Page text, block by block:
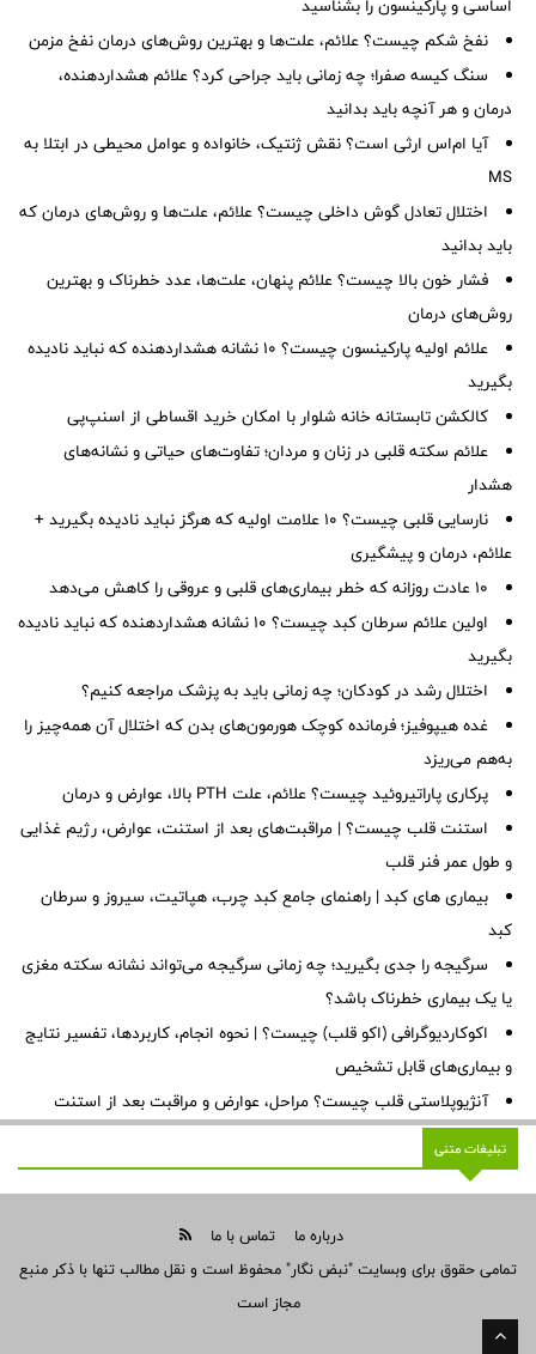
اساسی و پارکینسون را بشناسید
نفخ شکم چیست؟ علائم، علت‌ها و بهترین روش‌های درمان نفخ مزمن
سنگ کیسه صفرا؛ چه زمانی باید جراحی کرد؟ علائم هشداردهنده،
درمان و هر آنچه باید بدانید
آیا ام‌اس ارثی است؟ نقش ژنتیک، خانواده و عوامل محیطی در ابتلا به
MS
اختلال تعادل گوش داخلی چیست؟ علائم، علت‌ها و روش‌های درمان که
باید بدانید
فشار خون بالا چیست؟ علائم پنهان، علت‌ها، عدد خطرناک و بهترین
روش‌های درمان
علائم اولیه پارکینسون چیست؟ ۱۰ نشانه هشداردهنده که نباید نادیده
بگیرید
کالکشن تابستانه خانه شلوار با امکان خرید اقساطی از اسنپ‌پی
علائم سکته قلبی در زنان و مردان؛ تفاوت‌های حیاتی و نشانه‌های
هشدار
نارسایی قلبی چیست؟ ۱۰ علامت اولیه که هرگز نباید نادیده بگیرید +
علائم، درمان و پیشگیری
۱۰ عادت روزانه که خطر بیماری‌های قلبی و عروقی را کاهش می‌دهد
اولین علائم سرطان کبد چیست؟ ۱۰ نشانه هشداردهنده که نباید نادیده
بگیرید
اختلال رشد در کودکان؛ چه زمانی باید به پزشک مراجعه کنیم؟
غده هیپوفیز؛ فرمانده کوچک هورمون‌های بدن که اختلال آن همه‌چیز را
به‌هم می‌ریزد
پرکاری پاراتیروئید چیست؟ علائم، علت PTH بالا، عوارض و درمان
استنت قلب چیست؟ | مراقبت‌های بعد از استنت، عوارض، رژیم غذایی
و طول عمر فنر قلب
بیماری های کبد | راهنمای جامع کبد چرب، هپاتیت، سیروز و سرطان
کبد
سرگیجه را جدی بگیرید؛ چه زمانی سرگیجه می‌تواند نشانه سکته مغزی
یا یک بیماری خطرناک باشد؟
اکوکاردیوگرافی (اکو قلب) چیست؟ | نحوه انجام، کاربردها، تفسیر نتایج
و بیماری‌های قابل تشخیص
آنژیوپلاستی قلب چیست؟ مراحل، عوارض و مراقبت بعد از استنت
تبلیغات متنی
درباره ما
تماس با ما
تمامی حقوق برای وبسایت "نبض نگار" محفوظ است و نقل مطالب تنها با ذکر منبع
مجاز است